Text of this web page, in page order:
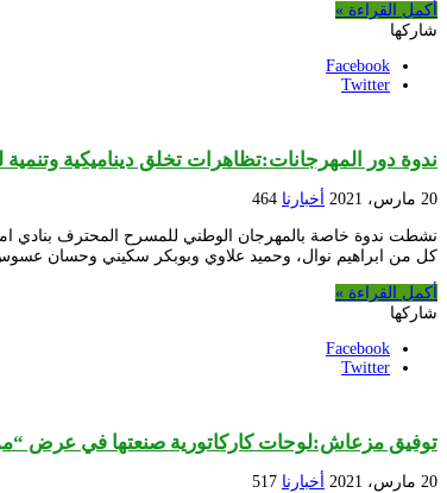
أكمل القراءة »
شاركها
Facebook
Twitter
ندوة دور المهرجانات:تظاهرات تخلق ديناميكية
20 مارس، 2021 أخبارنا 464
كل من ابراهيم نوال، وحميد علاوي وبوبكر سكيني وحسان
أكمل القراءة »
شاركها
Facebook
Twitter
توفيق مزعاش:لوحات كاركاتورية صنعتها في عرض
20 مارس، 2021 أخبارنا 517